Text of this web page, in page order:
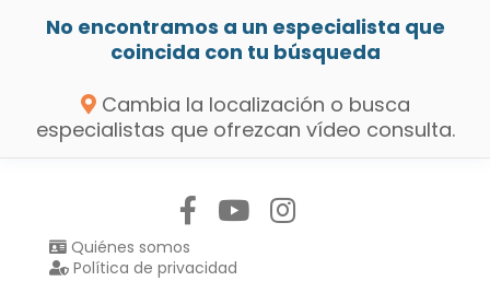
No encontramos a un especialista que
coincida con tu búsqueda
Cambia la localización o busca
especialistas que ofrezcan vídeo consulta.
Quiénes somos
Política de privacidad